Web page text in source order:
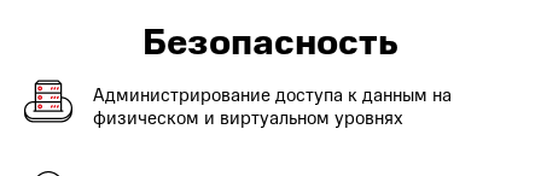
Безопасность
Администрирование доступа к данным на
физическом и виртуальном уровнях